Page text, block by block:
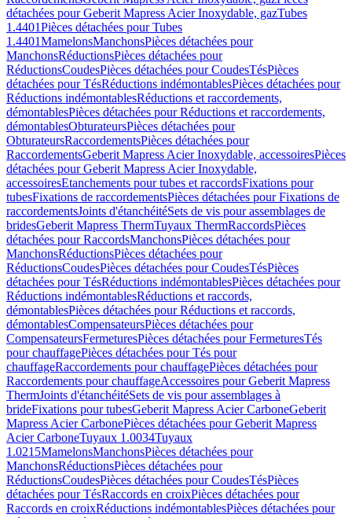
détachées pour Geberit Mapress Acier Inoxydable, gazTubes
1.4401Pièces détachées pour Tubes
1.4401MamelonsManchonsPièces détachées pour
ManchonsRéductionsPièces détachées pour
RéductionsCoudesPièces détachées pour CoudesTésPièces
détachées pour TésRéductions indémontablesPièces détachées pour
Réductions indémontablesRéductions et raccordements,
démontablesPièces détachées pour Réductions et raccordements,
démontablesObturateursPièces détachées pour
ObturateursRaccordementsPièces détachées pour
RaccordementsGeberit Mapress Acier Inoxydable, accessoiresPièces
détachées pour Geberit Mapress Acier Inoxydable,
accessoiresEtanchements pour tubes et raccordsFixations pour
tubesFixations de raccordementsPièces détachées pour Fixations de
raccordementsJoints d'étanchéitéSets de vis pour assemblages de
bridesGeberit Mapress ThermTuyaux ThermRaccordsPièces
détachées pour RaccordsManchonsPièces détachées pour
ManchonsRéductionsPièces détachées pour
RéductionsCoudesPièces détachées pour CoudesTésPièces
détachées pour TésRéductions indémontablesPièces détachées pour
Réductions indémontablesRéductions et raccords,
démontablesPièces détachées pour Réductions et raccords,
démontablesCompensateursPièces détachées pour
CompensateursFermeturesPièces détachées pour FermeturesTés
pour chauffagePièces détachées pour Tés pour
chauffageRaccordements pour chauffagePièces détachées pour
Raccordements pour chauffageAccessoires pour Geberit Mapress
ThermJoints d'étanchéitéSets de vis pour assemblages à
brideFixations pour tubesGeberit Mapress Acier CarboneGeberit
Mapress Acier CarbonePièces détachées pour Geberit Mapress
Acier CarboneTuyaux 1.0034Tuyaux
1.0215MamelonsManchonsPièces détachées pour
ManchonsRéductionsPièces détachées pour
RéductionsCoudesPièces détachées pour CoudesTésPièces
détachées pour TésRaccords en croixPièces détachées pour
Raccords en croixRéductions indémontablesPièces détachées pour